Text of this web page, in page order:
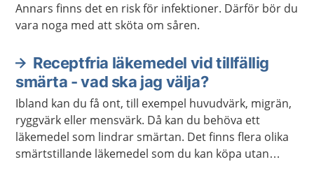
Annars finns det en risk för infektioner. Därför bör du
vara noga med att sköta om såren.
Receptfria läkemedel vid tillfällig
smärta - vad ska jag välja?
Ibland kan du få ont, till exempel huvudvärk, migrän,
ryggvärk eller mensvärk. Då kan du behöva ett
läkemedel som lindrar smärtan. Det finns flera olika
smärtstillande läkemedel som du kan köpa utan